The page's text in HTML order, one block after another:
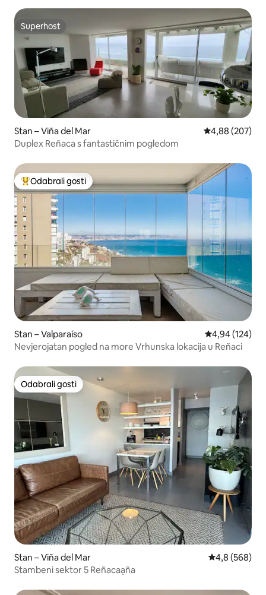
Superhost
Superhost
Stan – Viña del Mar Prosječna
4,88 (207)
Duplex Reñaca s fantastičnim pogledom
Među najviše rangiranima s oznakom „Odabrali gosti”
Odabrali gosti
Stan – Valparaíso Prosječna
4,94 (124)
Nevjerojatan pogled na more Vrhunska lokacija u Reñaci
Odabrali gosti
Odabrali gosti
Stan – Viña del Mar Prosječna
4,8 (568)
Stambeni sektor 5 Reñacaạña